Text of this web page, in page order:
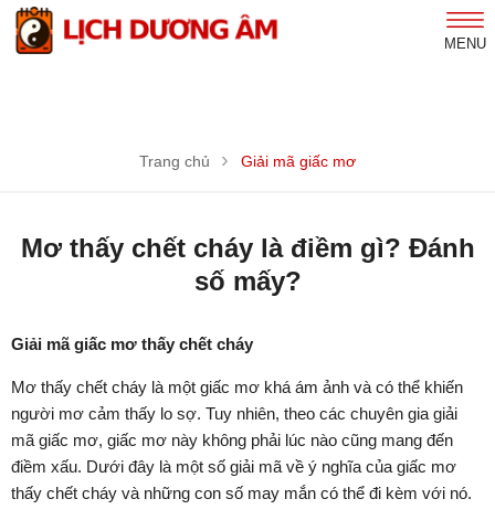
MENU
Trang chủ Giải mã giấc mơ
Mơ thấy chết cháy là điềm gì? Đánh
số mấy?
Giải mã giấc mơ thấy chết cháy
Mơ thấy chết cháy là một giấc mơ khá ám ảnh và có thể khiến
người mơ cảm thấy lo sợ. Tuy nhiên, theo các chuyên gia giải
mã giấc mơ, giấc mơ này không phải lúc nào cũng mang đến
điềm xấu. Dưới đây là một số giải mã về ý nghĩa của giấc mơ
thấy chết cháy và những con số may mắn có thể đi kèm với nó.